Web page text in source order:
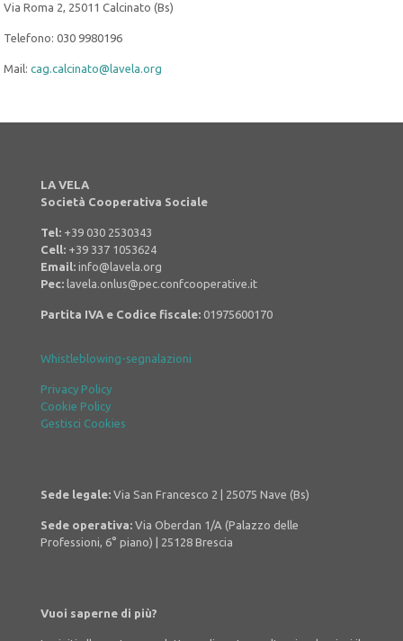
Via Roma 2, 25011 Calcinato (Bs)
Telefono: 030 9980196
Mail:cag.calcinato@lavela.org
LA VELA
Società Cooperativa Sociale
Tel: +39 030 2530343
Cell: +39 337 1053624
Email: info@lavela.org
Pec: lavela.onlus@pec.confcooperative.it
Partita IVA e Codice fiscale: 01975600170
Whistleblowing-segnalazioni
Privacy Policy
Cookie Policy
Gestisci Cookies
Sede legale: Via San Francesco 2 | 25075 Nave (Bs)
Sede operativa: Via Oberdan 1/A (Palazzo delle
Professioni, 6° piano) | 25128 Brescia
Vuoi saperne di più?